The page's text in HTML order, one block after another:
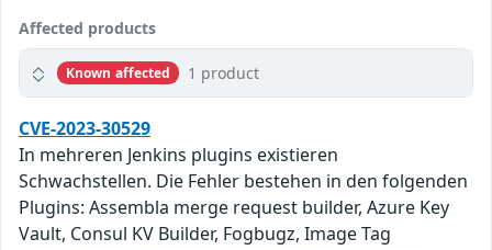
Affected products
Known affected 1 product
CVE-2023-30529
In mehreren Jenkins plugins existieren
Schwachstellen. Die Fehler bestehen in den folgenden
Plugins: Assembla merge request builder, Azure Key
Vault, Consul KV Builder, Fogbugz, Image Tag